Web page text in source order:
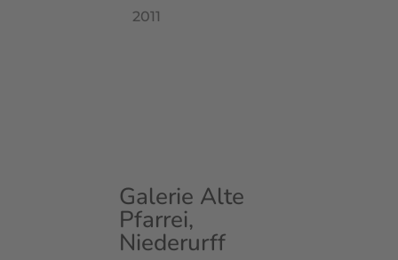
2011
Galerie Alte
Pfarrei,
Niederurff